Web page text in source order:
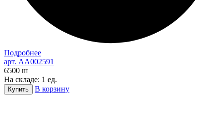
Подробнее
арт. AA002591
6500 ш
На складе: 1 ед.
Купить В корзину